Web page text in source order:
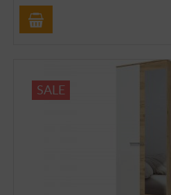
SALE